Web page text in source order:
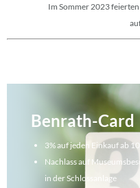
Im Sommer 2023
Benrath-Card
3% auf jeden Einkauf ab
Nachlass auf
in der Schlossanlage